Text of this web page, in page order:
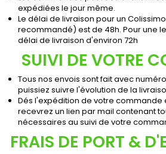
expédiées le jour même.
Le délai de livraison pour un
recommandé) est de 48h. Pour une
délai de livraison d'environ 72h
SUIVI DE VOTRE
Tous nos envois sont fait avec
puissiez suivre l'évolution de la
Dés l'expédition de votre commande
recevrez un lien par mail contenant
nécessaires au suivi de votre
FRAIS DE PORT &